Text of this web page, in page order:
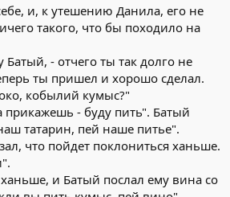
и, к утешению Данила, его не
такого, что бы походило на
Батый, - отчего ты так долго не
ты пришел и хорошо сделал.
кобылий кумыс?"
прикажешь - буду пить". Батый
татарин, пей наше питье".
что пойдет поклониться ханьше.
и Батый послал ему вина со